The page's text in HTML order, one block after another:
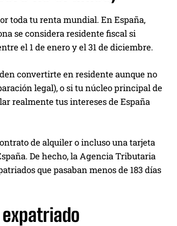
toda tu renta mundial. En España,
se considera residente fiscal si
el 1 de enero y el 31 de diciembre.
convertirte en residente aunque no
legal), o si tu núcleo principal de
realmente tus intereses de España
de alquiler o incluso una tarjeta
De hecho, la Agencia Tributaria
que pasaban menos de 183 días